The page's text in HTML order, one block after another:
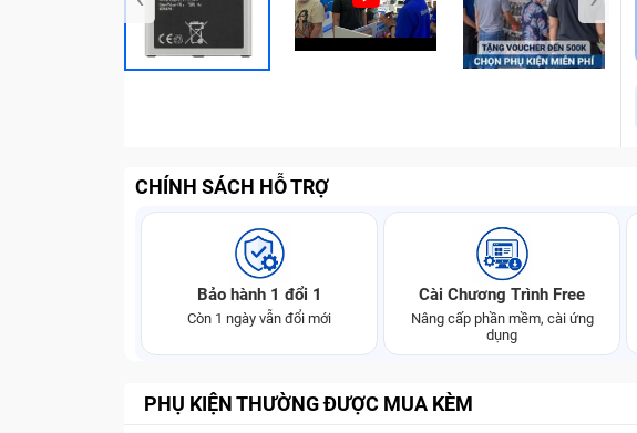
CHÍNH SÁCH HỖ TRỢ
Bảo hành 1 đổi 1
Còn 1 ngày vẫn đổi mới
Cài Chương Trình Free
Nâng cấp phần mềm, cài ứng
dụng
PHỤ KIỆN THƯỜNG ĐƯỢC MUA KÈM